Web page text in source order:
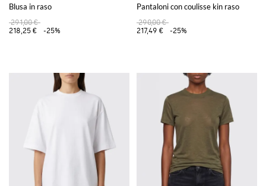
Blusa in raso
291,00 €
218,25 €
-25%
Pantaloni con coulisse kin raso
290,00 €
217,49 €
-25%